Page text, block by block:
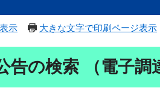
示 大きな文字で印刷ページ表示
告の検索 （電子調